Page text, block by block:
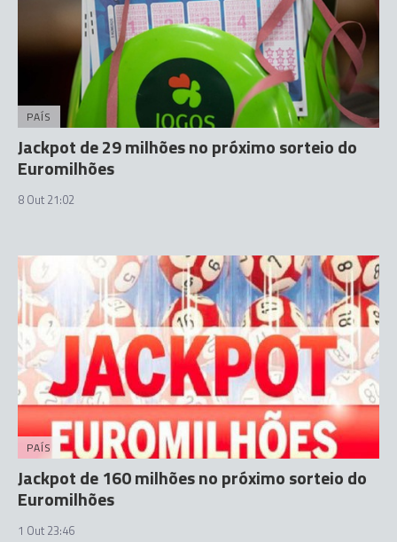
PAÍS
Jackpot de 29 milhões no próximo sorteio do
Euromilhões
8 Out 21:02
PAÍS
Jackpot de 160 milhões no próximo sorteio do
Euromilhões
1 Out 23:46